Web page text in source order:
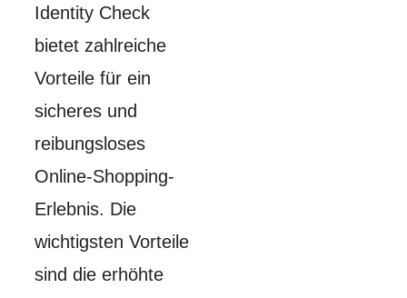
Identity Check
bietet zahlreiche
Vorteile für ein
sicheres und
reibungsloses
Online-Shopping-
Erlebnis. Die
wichtigsten Vorteile
sind die erhöhte